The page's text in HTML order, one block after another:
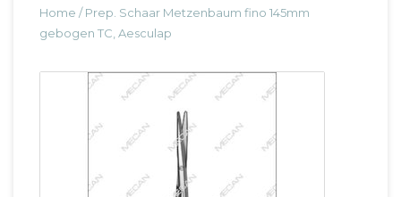
Home /Prep. Schaar Metzenbaum fino 145mm
gebogen TC, Aesculap